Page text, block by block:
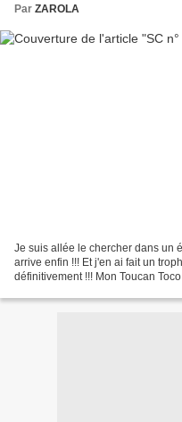
Par ZAROLA
Je suis allée le chercher dans un
arrive enfin !!! Et j'en ai fait un
définitivement !!! Mon Toucan